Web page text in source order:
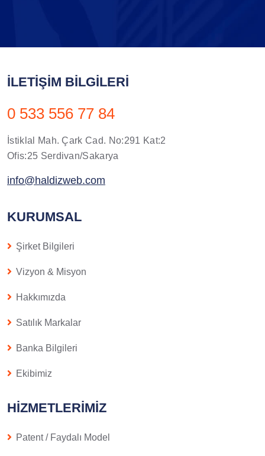
İLETIŞIM BILGILERI
0 533 556 77 84
İstiklal Mah. Çark Cad. No:291 Kat:2
Ofis:25 Serdivan/Sakarya
info@haldizweb.com
KURUMSAL
Şirket Bilgileri
Vizyon & Misyon
Hakkımızda
Satılık Markalar
Banka Bilgileri
Ekibimiz
HIZMETLERIMIZ
Patent / Faydalı Model